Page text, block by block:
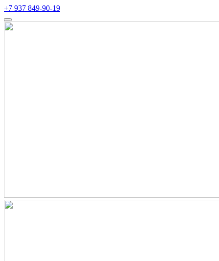
+7 937 849-90-19